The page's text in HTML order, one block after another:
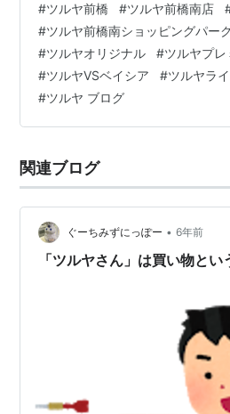
と、駐車場を拡大する必要がある
のせいかもしれませんが、県外ナ
車されていました。 （ここは、
)o） 今週は、入り口から突き当た
引くお客さんで溢れていて、はっ
っ…
#ツルヤ前橋 #ツルヤ前橋南店
#ツルヤ前橋南ショッピングパーク
#ツルヤオリジナル #ツルヤプレ
#ツルヤVSベイシア #ツルヤラ
#ツルヤ ブログ
関連ブログ
ぐーちみずにっぽー • 6年前
「ツルヤさん」は買い物とい